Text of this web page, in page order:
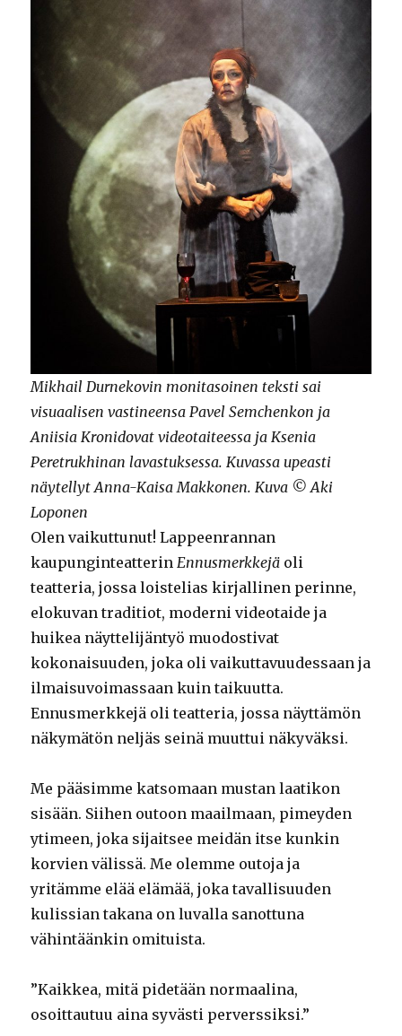
Mikhail Durnekovin monitasoinen teksti sai
visuaalisen vastineensa Pavel Semchenkon ja
Aniisia Kronidovat videotaiteessa ja Ksenia
Peretrukhinan lavastuksessa. Kuvassa upeasti
näytellyt Anna-Kaisa Makkonen. Kuva © Aki
Loponen
Olen vaikuttunut! Lappeenrannan
kaupunginteatterin Ennusmerkkejä oli
teatteria, jossa loistelias kirjallinen perinne,
elokuvan traditiot, moderni videotaide ja
huikea näyttelijäntyö muodostivat
kokonaisuuden, joka oli vaikuttavuudessaan ja
ilmaisuvoimassaan kuin taikuutta.
Ennusmerkkejä oli teatteria, jossa näyttämön
näkymätön neljäs seinä muuttui näkyväksi.
Me pääsimme katsomaan mustan laatikon
sisään. Siihen outoon maailmaan, pimeyden
ytimeen, joka sijaitsee meidän itse kunkin
korvien välissä. Me olemme outoja ja
yritämme elää elämää, joka tavallisuuden
kulissian takana on luvalla sanottuna
vähintäänkin omituista.
”Kaikkea, mitä pidetään normaalina,
osoittautuu aina syvästi perverssiksi.”